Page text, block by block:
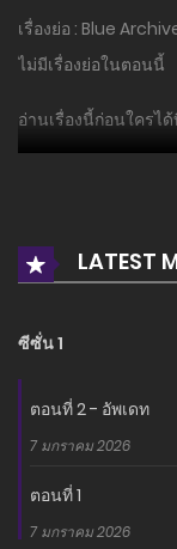
เรื่องย่อ : Blue
ไม่มีเรื่องย่อในตอนนี้
อ่านเรื่องนี้ก่อนใครได้
LATEST
ซีซั่น 1
ตอนที่ 2 - อัพเดท
7 มกราคม 2026
ตอนที่ 1
7 มกราคม 2026